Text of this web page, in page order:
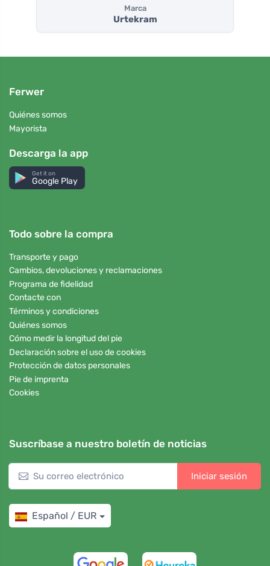
Marca
Urtekram
Ferwer
Quiénes somos
Mayorista
Descarga la app
Get it on
Google Play
Todo sobre la compra
Transporte y pago
Cambios, devoluciones y reclamaciones
Programa de fidelidad
Contacte con
Términos y condiciones
Quiénes somos
Cómo medir la longitud del pie
Declaración sobre el uso de cookies
Protección de datos personales
Pie de imprenta
Cookies
Suscríbase a nuestro boletín de noticias
Iniciar sesión
Español / EUR